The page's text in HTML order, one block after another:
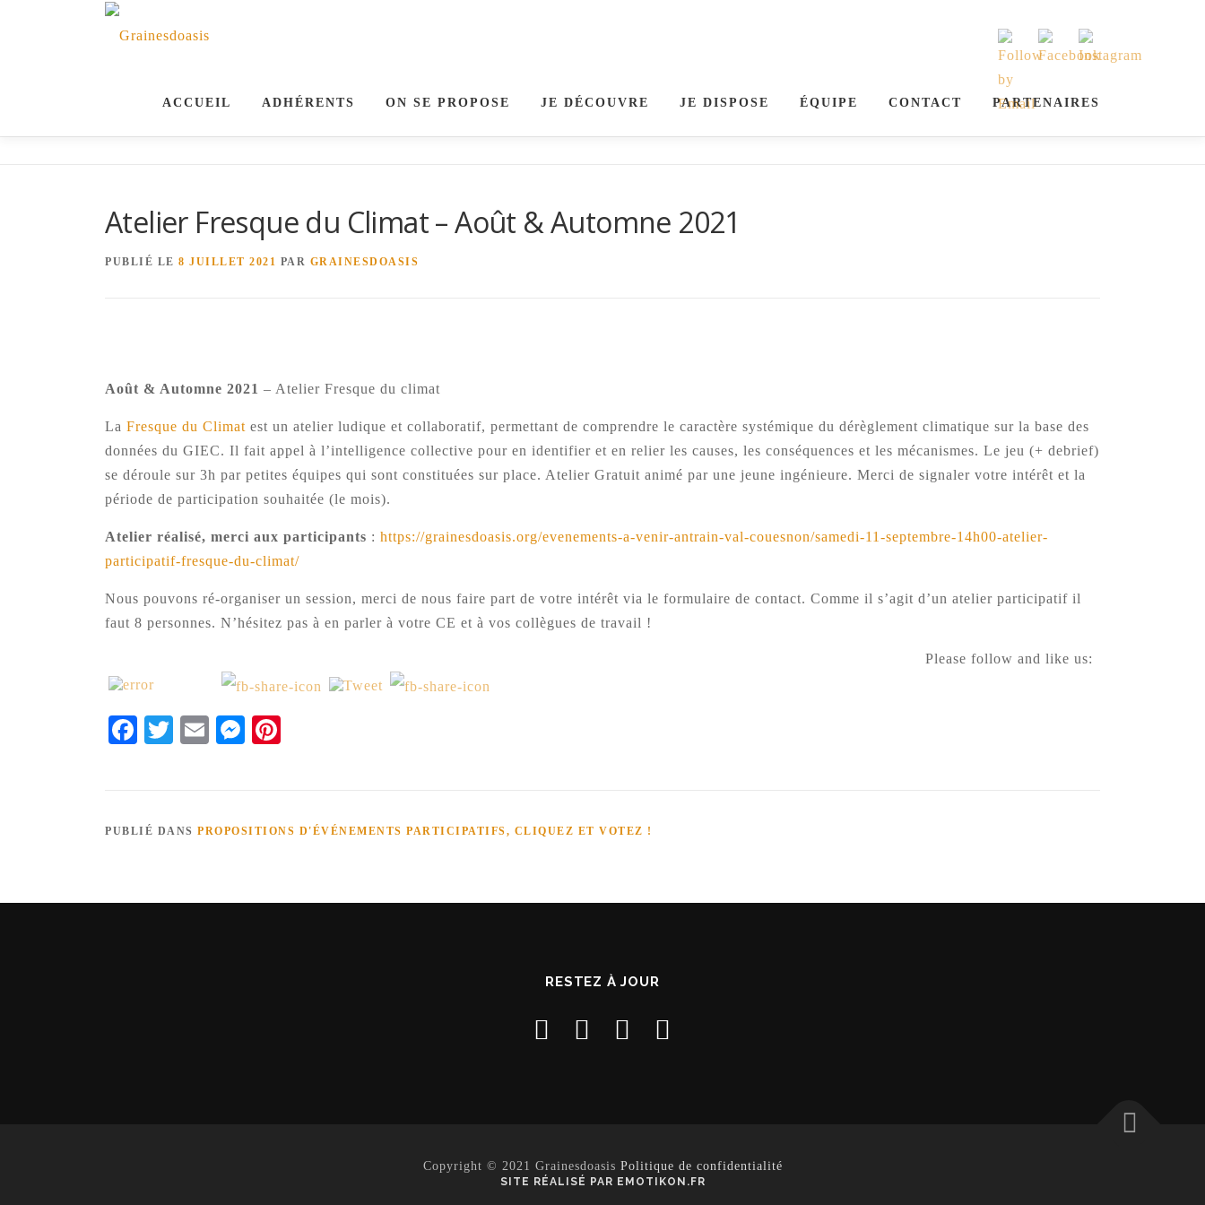
ACCUEIL ADHÉRENTS ON SE PROPOSE JE DÉCOUVRE JE DISPOSE ÉQUIPE CONTACT PARTENAIRES
Atelier Fresque du Climat – Août & Automne 2021
PUBLIÉ LE 8 JUILLET 2021 PAR GRAINESDOASIS
Août & Automne 2021 – Atelier Fresque du climat
La Fresque du Climat est un atelier ludique et collaboratif, permettant de comprendre le caractère systémique du dérèglement climatique sur la base des
données du GIEC. Il fait appel à l’intelligence collective pour en identifier et en relier les causes, les conséquences et les mécanismes. Le jeu (+ debrief)
se déroule sur 3h par petites équipes qui sont constituées sur place. Atelier Gratuit animé par une jeune ingénieure. Merci de signaler votre intérêt et la
période de participation souhaitée (le mois).
Atelier réalisé, merci aux participants : https://grainesdoasis.org/evenements-a-venir-antrain-val-couesnon/samedi-11-septembre-14h00-atelier-
participatif-fresque-du-climat/
Nous pouvons ré-organiser un session, merci de nous faire part de votre intérêt via le formulaire de contact. Comme il s’agit d’un atelier participatif il
faut 8 personnes. N’hésitez pas à en parler à votre CE et à vos collègues de travail !
Please follow and like us:
Facebook
Twitter
EmailMessenger
PUBLIÉ DANS PROPOSITIONS D'ÉVÉNEMENTS PARTICIPATIFS, CLIQUEZ ET VOTEZ !
RESTEZ À JOUR
Copyright © 2021 Grainesdoasis Politique de confidentialité
SITE RÉALISÉ PAR EMOTIKON.FR